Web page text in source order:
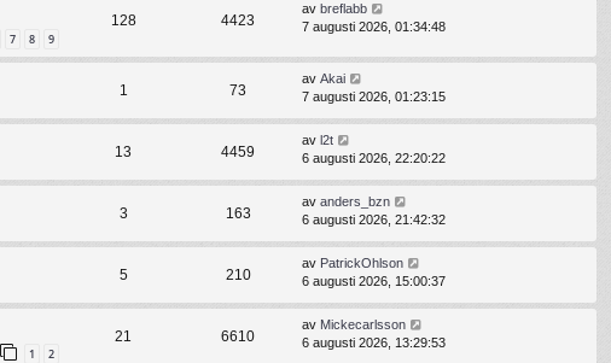
7 8 9
128 4423
av breflabb
7 augusti 2026, 01:34:48
1 73
av Akai
7 augusti 2026, 01:23:15
13 4459
av l2t
6 augusti 2026, 22:20:22
3 163
av anders_bzn
6 augusti 2026, 21:42:32
5 210
av PatrickOhlson
6 augusti 2026, 15:00:37
1 2
21 6610
av Mickecarlsson
6 augusti 2026, 13:29:53